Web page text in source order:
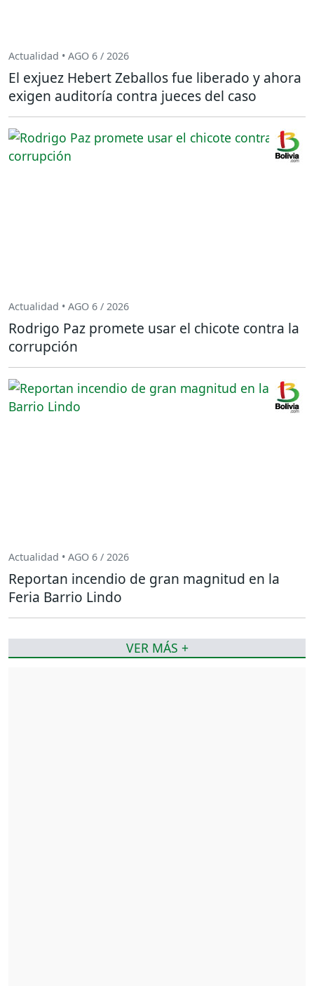
Actualidad • AGO 6 / 2026
El exjuez Hebert Zeballos fue liberado y ahora
exigen auditoría contra jueces del caso
Actualidad • AGO 6 / 2026
Rodrigo Paz promete usar el chicote contra la
corrupción
Actualidad • AGO 6 / 2026
Reportan incendio de gran magnitud en la
Feria Barrio Lindo
VER MÁS +